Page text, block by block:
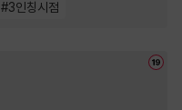
#3인칭시점